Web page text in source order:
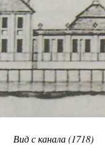
Вид с канала (1718)